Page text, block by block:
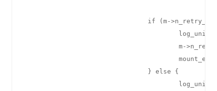
if (m-
m-
                                } else {